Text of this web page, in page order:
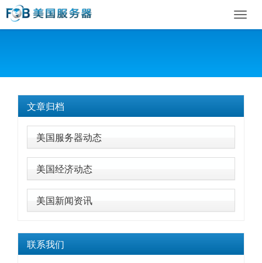
文章归档
美国服务器动态
美国经济动态
美国新闻资讯
联系我们